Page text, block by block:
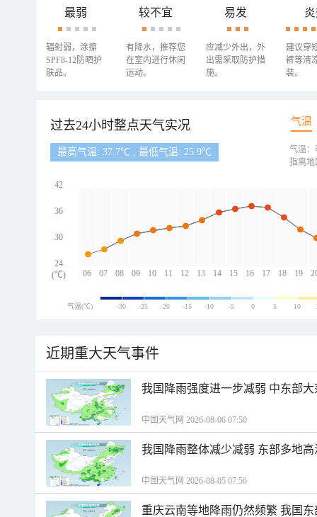
最弱
辐射弱，涂擦
SPF8-12防晒护
肤品。
较不宜
有降水，推荐您
在室内进行休闲
运动。
易发
应减少外出，外
出需采取防护措
施。
建议穿
裤等清
装。
过去24小时整点天气实况 气温
最高气温: 37.7℃ , 最低气温: 25.9℃
06 07 08 09 10 11 12 13 14 15 16 17 18 19
42
36
30
24
(℃)
气温：
指离地
气温(℃) -30 -25 -20 -15 -10 -5 0 5 10
近期重大天气事件
我国降雨强度进一步减弱 中东部
中国天气网 2026-08-06 07:50
我国降雨整体减少减弱 东部多地
中国天气网 2026-08-05 07:56
重庆云南等地降雨仍然频繁 我国